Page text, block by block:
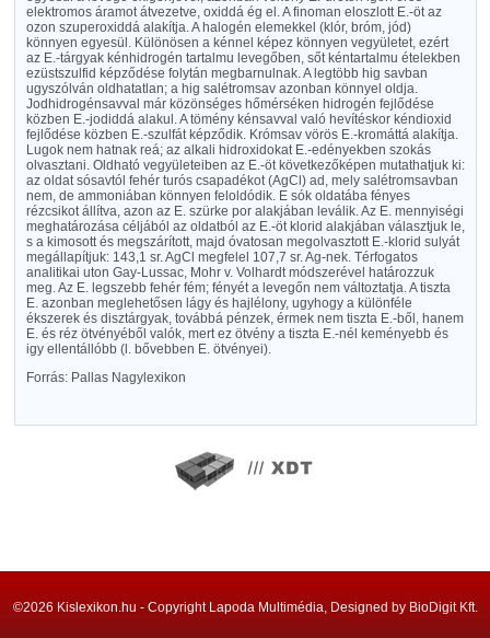
elektromos áramot átvezetve, oxiddá ég el. A finoman eloszlott E.-öt az
ozon szuperoxiddá alakítja. A halogén elemekkel (klór, bróm, jód)
könnyen egyesül. Különösen a kénnel képez könnyen vegyületet, ezért
az E.-tárgyak kénhidrogén tartalmu levegőben, sőt kéntartalmu ételekben
ezüstszulfid képződése folytán megbarnulnak. A legtöbb hig savban
ugyszólván oldhatatlan; a hig salétromsav azonban könnyel oldja.
Jodhidrogénsavval már közönséges hőmérséken hidrogén fejlődése
közben E.-jodiddá alakul. A tömény kénsavval való hevítéskor kéndioxid
fejlődése közben E.-szulfát képződik. Krómsav vörös E.-kromáttá alakítja.
Lugok nem hatnak reá; az alkali hidroxidokat E.-edényekben szokás
olvasztani. Oldható vegyületeiben az E.-öt következőképen mutathatjuk ki:
az oldat sósavtól fehér turós csapadékot (AgCl) ad, mely salétromsavban
nem, de ammoniában könnyen feloldódik. E sók oldatába fényes
rézcsikot állítva, azon az E. szürke por alakjában leválik. Az E. mennyiségi
meghatározása céljából az oldatból az E.-öt klorid alakjában választjuk le,
s a kimosott és megszárított, majd óvatosan megolvasztott E.-klorid sulyát
megállapítjuk: 143,1 sr. AgCl megfelel 107,7 sr. Ag-nek. Térfogatos
analitikai uton Gay-Lussac, Mohr v. Volhardt módszerével határozzuk
meg. Az E. legszebb fehér fém; fényét a levegőn nem változtatja. A tiszta
E. azonban meglehetősen lágy és hajlélony, ugyhogy a különféle
ékszerek és disztárgyak, továbbá pénzek, érmek nem tiszta E.-ből, hanem
E. és réz ötvényéből valók, mert ez ötvény a tiszta E.-nél keményebb és
igy ellentállóbb (l. bővebben E. ötvényei).
Forrás: Pallas Nagylexikon
©2026 Kislexikon.hu - Copyright Lapoda Multimédia, Designed by BioDigit Kft.